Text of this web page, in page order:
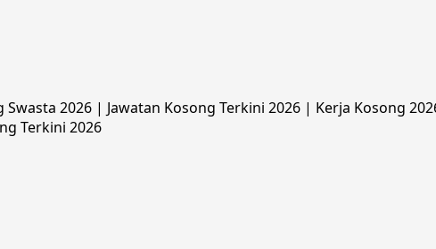
2026 | Jawatan Kosong Terkini 2026 | Kerja Kosong
Terkini 2026